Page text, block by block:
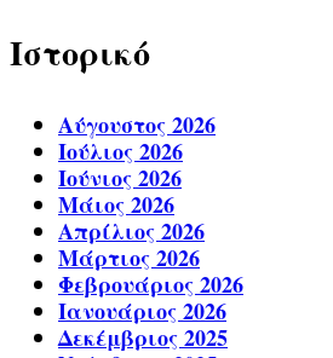
Ιστορικό
Αύγουστος 2026
Ιούλιος 2026
Ιούνιος 2026
Μάιος 2026
Απρίλιος 2026
Μάρτιος 2026
Φεβρουάριος 2026
Ιανουάριος 2026
Δεκέμβριος 2025